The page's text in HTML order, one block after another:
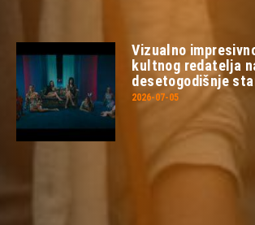
Vizualno
kultnog redatelja
desetogodišnje
2026-07-05